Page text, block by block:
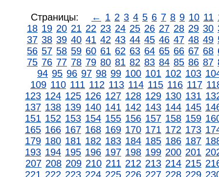
Страницы: ← 1 2 3 4 5 6 7 8 9 10 11
18 19 20 21 22 23 24 25 26 27 28 29 30
37 38 39 40 41 42 43 44 45 46 47 48 49
56 57 58 59 60 61 62 63 64 65 66 67 68
75 76 77 78 79 80 81 82 83 84 85 86 87
94 95 96 97 98 99 100 101 102 103
109 110 111 112 113 114 115 116 117
123 124 125 126 127 128 129 130 131
137 138 139 140 141 142 143 144 145
151 152 153 154 155 156 157 158 159
165 166 167 168 169 170 171 172 173
179 180 181 182 183 184 185 186 187
193 194 195 196 197 198 199 200 201
207 208 209 210 211 212 213 214 215
221 222 223 224 225 226 227 228 229